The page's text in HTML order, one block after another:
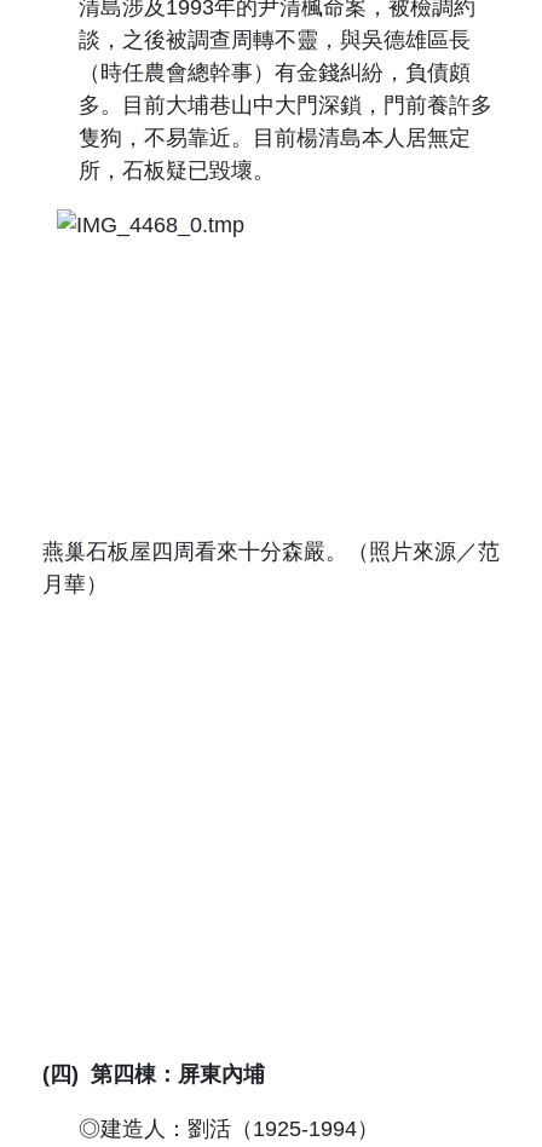
清島涉及 1993年的尹清楓命案，被檢調約
談，之後被調查周轉不靈，與吳德雄區長
（時任農會總幹事）有金錢糾紛，負債頗
多。目前大埔巷山中大門深鎖，門前養許多
隻狗，不易靠近。目前楊清島本人居無定
所，石板疑已毀壞。
燕巢石板屋四周看來十分森嚴。
（照片來源／范
月華）
(四) 第四棟：屏東內埔
◎建造人：劉活（ 1925-1994）